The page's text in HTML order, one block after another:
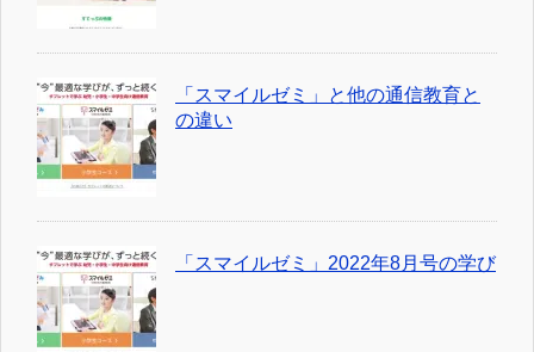
「スマイルゼミ」と他の通信教育と
の違い
「スマイルゼミ」2022年8月号の学び